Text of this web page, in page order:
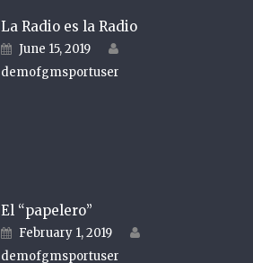
La Radio es la Radio
Posted on
June 15, 2019
demofgmsportuser
El “papelero”
Posted on
February 1, 2019
demofgmsportuser